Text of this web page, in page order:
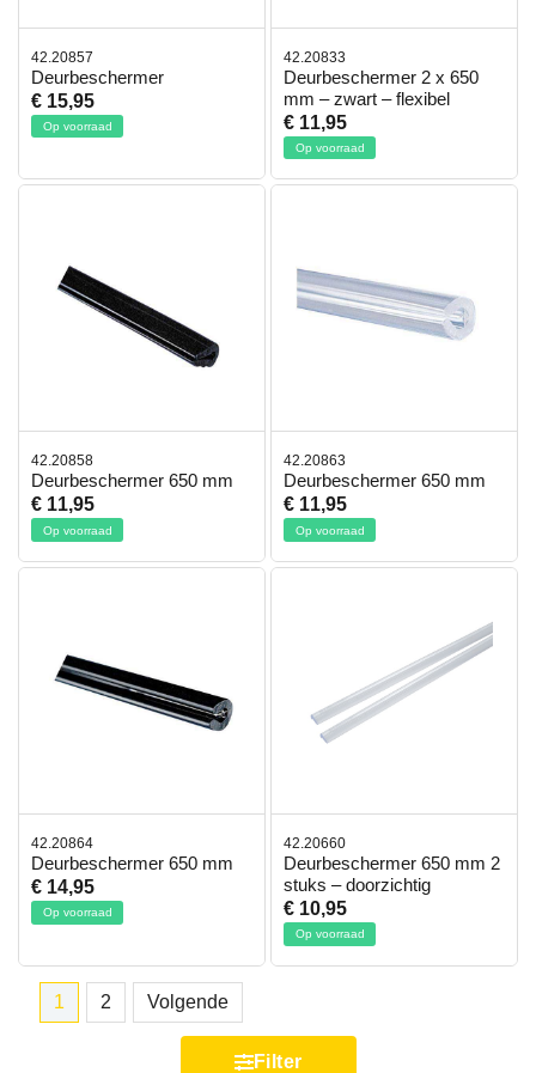
42.20857
Deurbeschermer
€ 15,95
Op voorraad
42.20833
Deurbeschermer 2 x 650
mm – zwart – flexibel
€ 11,95
Op voorraad
42.20858
Deurbeschermer 650 mm
€ 11,95
Op voorraad
42.20863
Deurbeschermer 650 mm
€ 11,95
Op voorraad
42.20864
Deurbeschermer 650 mm
€ 14,95
Op voorraad
42.20660
Deurbeschermer 650 mm 2
stuks – doorzichtig
€ 10,95
Op voorraad
1 2 Volgende
Filter